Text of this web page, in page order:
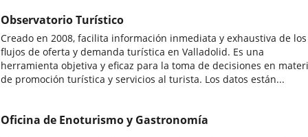
Observatorio Turístico
Creado en 2008, facilita información inmediata y exhaustiva de los
flujos de oferta y demanda turística en Valladolid. Es una
herramienta objetiva y eficaz para la toma de decisiones en
de promoción turística y servicios al turista. Los datos están...
Oficina de Enoturismo y Gastronomía